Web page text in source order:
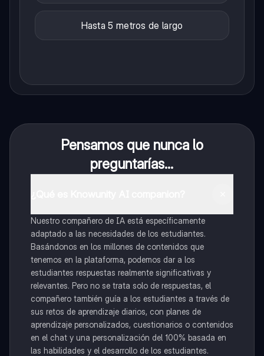
Hasta 5 metros de largo
Pensamos que nunca lo
preguntarías...
Nuestro compañero de IA está específicamente
adaptado a las necesidades de los estudiantes.
Basándonos en los millones de contenidos que
tenemos en la plataforma, podemos dar a los
estudiantes respuestas realmente significativas y
relevantes. Pero no se trata solo de respuestas, el
compañero también guía a los estudiantes a través de
sus retos de aprendizaje diarios, con planes de
aprendizaje personalizados, cuestionarios o contenidos
en el chat y una personalización del 100% basada en
las habilidades y el desarrollo de los estudiantes.